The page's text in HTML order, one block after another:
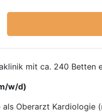
mit ca. 240 Betten
w/d)
als Oberarzt